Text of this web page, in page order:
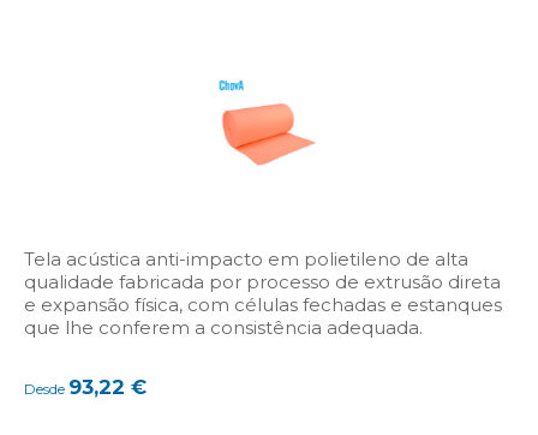
Tela acústica anti-impacto em polietileno de alta
qualidade fabricada por processo de extrusão direta
e expansão física, com células fechadas e estanques
que lhe conferem a consistência adequada.
Desde 93,22 €